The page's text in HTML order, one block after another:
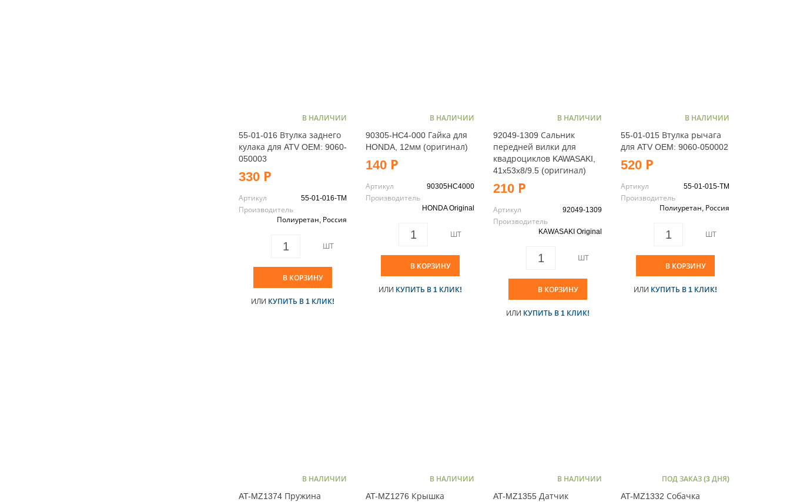
В НАЛИЧИИ
55-01-016 Втулка заднего
кулака для ATV OEM: 9060-
050003
330 Р
Артикул
55-01-016-TM
Производитель
Полиуретан, Россия
ШТ
В КОРЗИНУ
ИЛИ КУПИТЬ В 1 КЛИК!
В НАЛИЧИИ
90305-HC4-000 Гайка для
HONDA, 12мм (оригинал)
140 Р
Артикул
90305HC4000
Производитель
HONDA Original
ШТ
В КОРЗИНУ
ИЛИ КУПИТЬ В 1 КЛИК!
В НАЛИЧИИ
92049-1309 Сальник
передней вилки для
квадроциклов KAWASAKI,
41x53x8/9.5 (оригинал)
210 Р
Артикул
92049-1309
Производитель
KAWASAKI Original
ШТ
В КОРЗИНУ
ИЛИ КУПИТЬ В 1 КЛИК!
В НАЛИЧИИ
55-01-015 Втулка рычага
для ATV OEM: 9060-050002
520 Р
Артикул
55-01-015-TM
Производитель
Полиуретан, Россия
ШТ
В КОРЗИНУ
ИЛИ КУПИТЬ В 1 КЛИК!
В НАЛИЧИИ
AT-MZ1374 Пружина
В НАЛИЧИИ
AT-MZ1276 Крышка
В НАЛИЧИИ
AT-MZ1355 Датчик
ПОД ЗАКАЗ (3 ДНЯ)
AT-MZ1332 Собачка